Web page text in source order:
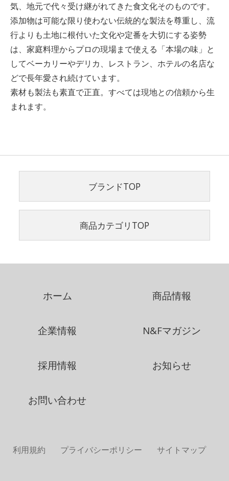
気、地元で代々受け継がれてきた食文化そのものです。
添加物は可能な限り使わない伝統的な製法を尊重し、流
行よりも土地に根付いた文化や定番を大切にする姿勢
は、家庭料理からプロの現場まで使える「本場の味」と
してベーカリーやデリカ、レストラン、ホテルの名店な
どで長年愛され続けています。
素材も製法も素直で正直。すべては現地との信頼から生
まれます。
ブランドTOP
商品カテゴリTOP
ホーム 商品情報
企業情報 N&Fマガジン
採用情報 お知らせ
お問い合わせ
利用規約 プライバシーポリシー サイトマップ